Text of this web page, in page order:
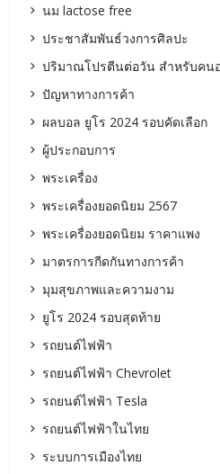
นม lactose free
ประชาสัมพันธ์วงการศิลปะ
ปริมาณโปรตีนต่อวัน สำหรับคน
ปัญหาทางการค้า
ผลบอล ยูโร 2024 รอบคัดเลือก
ผู้ประกอบการ
พระเครื่อง
พระเครื่องยอดนิยม 2567
พระเครื่องยอดนิยม ราคาแพง
มาตรการกีดกันทางการค้า
มุมสุขภาพและความงาม
ยูโร 2024 รอบสุดท้าย
รถยนต์ไฟฟ้า
รถยนต์ไฟฟ้า Chevrolet
รถยนต์ไฟฟ้า Tesla
รถยนต์ไฟฟ้าในไทย
ระบบการเมืองไทย